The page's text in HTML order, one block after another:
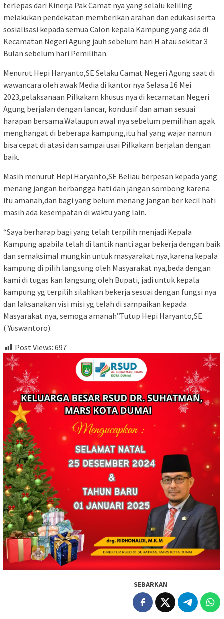
terlepas dari Kinerja Pak Camat nya yang selalu keliling
melakukan pendekatan memberikan arahan dan edukasi serta
sosialisasi kepada semua Calon kepala Kampung yang ada di
Kecamatan Negeri Agung jauh sebelum hari H atau sekitar 3
Bulan sebelum hari Pemilihan.
Menurut Hepi Haryanto,SE Selaku Camat Negeri Agung saat di
wawancara oleh awak Media di kantor nya Selasa 16 Mei
2023,pelaksanaan Pilkakam khusus nya di kecamatan Negeri
Agung berjalan dengan lancar, kondusif dan aman sesuai
harapan bersama.Walaupun awal nya sebelum pemilihan agak
menghangat di beberapa kampung,itu hal yang wajar namun
bisa cepat di atasi dan sampai usai Pilkakam berjalan dengan
baik.
Masih menurut Hepi Haryanto,SE Beliau berpesan kepada yang
menang jangan berbangga hati dan jangan sombong karena
itu amanah,dan bagi yang belum menang jangan ber kecil hati
masih ada kesempatan di waktu yang lain.
“Saya berharap bagi yang telah terpilih menjadi Kepala
Kampung apabila telah di lantik nanti agar bekerja dengan baik
dan semaksimal mungkin untuk masyarakat nya,karena kepala
kampung di pilih langsung oleh Masyarakat nya,beda dengan
kami di tugas kan langsung oleh Bupati, jadi untuk kepala
kampung yg terpilih silahkan bekerja sesuai dengan fungsi nya
dan laksanakan visi misi yg telah di sampaikan kepada
Masyarakat nya, semoga amanah”.Tutup Hepi Haryanto,SE.
( Yuswantoro).
Post Views: 697
SEBARKAN